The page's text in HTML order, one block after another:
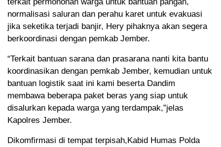
normalisasi saluran dan perahu karet untuk evakuasi
jika seketika terjadi banjir, Hery pihaknya akan segera
berkoordinasi dengan pemkab Jember.
“Terkait bantuan sarana dan prasarana nanti kita bantu
koordinasikan dengan pemkab Jember, kemudian untuk
bantuan logistik saat ini kami beserta Dandim
membawa beberapa paket beras yang siap untuk
disalurkan kepada warga yang terdampak,”jelas
Kapolres Jember.
Dikomfirmasi di tempat terpisah,Kabid Humas Polda